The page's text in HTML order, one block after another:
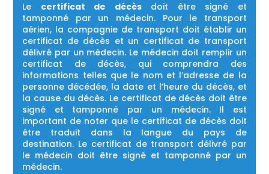
Le
certificat de décès
doit être signé et
tamponné par un médecin. Pour le transport
aérien, la compagnie de transport doit établir un
certificat de décès et un certificat de transport
délivré par un médecin. Le médecin doit remplir un
certificat de décès, qui comprendra des
informations telles que le nom et l’adresse de la
personne décédée, la date et l’heure du décès, et
la cause du décès. Le certificat de décès doit être
signé et tamponné par un médecin. Il est
important de noter que le certificat de décès doit
être traduit dans la langue du pays de
destination. Le certificat de transport délivré par
le médecin doit être signé et tamponné par un
médecin.